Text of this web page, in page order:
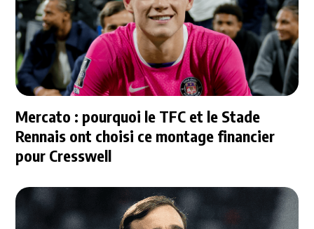
Mercato : pourquoi le TFC et le Stade
Rennais ont choisi ce montage financier
pour Cresswell